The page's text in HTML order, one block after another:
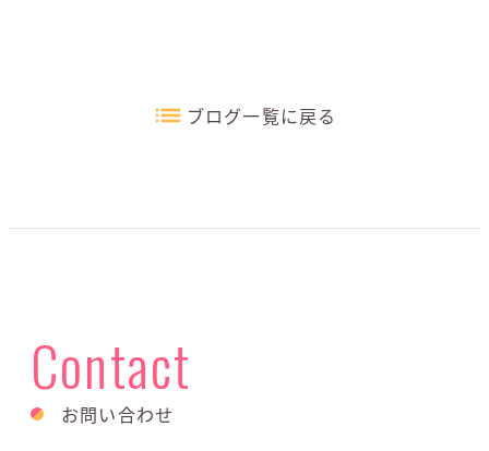
ブログ一覧に戻る
Contact
お問い合わせ